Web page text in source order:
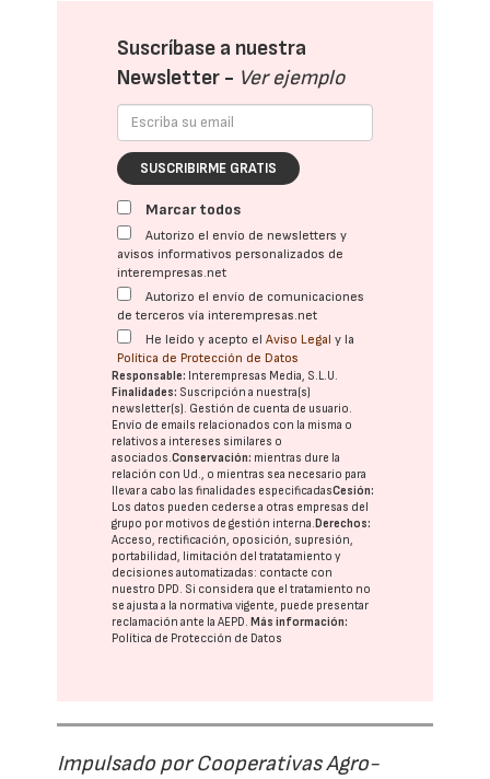
Suscríbase a nuestra
Newsletter - Ver ejemplo
SUSCRIBIRME GRATIS
Marcar todos
Autorizo el envío de newsletters y
avisos informativos personalizados de
interempresas.net
Autorizo el envío de comunicaciones
de terceros vía interempresas.net
He leído y acepto elAviso Legal y la
Política de Protección de Datos
Responsable: Interempresas Media, S.L.U.
Finalidades: Suscripción a nuestra(s)
newsletter(s). Gestión de cuenta de usuario.
Envío de emails relacionados con la misma o
relativos a intereses similares o
asociados.Conservación: mientras dure la
relación con Ud., o mientras sea necesario para
llevar a cabo las finalidades especificadasCesión:
Los datos pueden cederse a otras empresas del
grupo por motivos de gestión interna.Derechos:
Acceso, rectificación, oposición, supresión,
portabilidad, limitación del tratatamiento y
decisiones automatizadas: contacte con
nuestro DPD. Si considera que el tratamiento no
se ajusta a la normativa vigente, puede presentar
reclamación ante laAEPD.Más información:
Política de Protección de Datos
Impulsado por Cooperativas Agro-